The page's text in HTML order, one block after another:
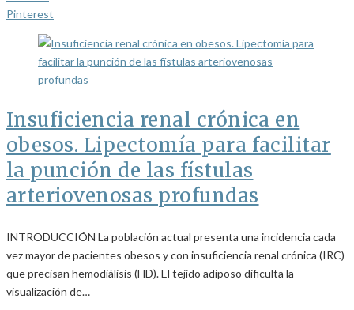
Pinterest
Insuficiencia renal crónica en
obesos. Lipectomía para facilitar
la punción de las fístulas
arteriovenosas profundas
INTRODUCCIÓN La población actual presenta una incidencia cada
vez mayor de pacientes obesos y con insuficiencia renal crónica (IRC)
que precisan hemodiálisis (HD). El tejido adiposo dificulta la
visualización de…